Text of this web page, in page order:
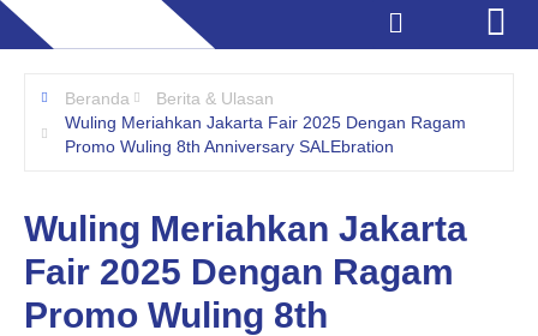
Beranda
Berita & Ulasan
Wuling Meriahkan Jakarta Fair 2025 Dengan Ragam
Promo Wuling 8th Anniversary SALEbration
Wuling Meriahkan Jakarta
Fair 2025 Dengan Ragam
Promo Wuling 8th